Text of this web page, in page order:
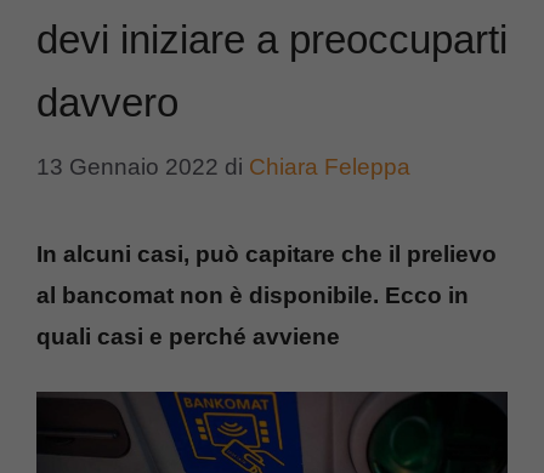
devi iniziare a preoccuparti
davvero
13 Gennaio 2022 di Chiara Feleppa
In alcuni casi, può capitare che il prelievo
al bancomat non è disponibile. Ecco in
quali casi e perché avviene